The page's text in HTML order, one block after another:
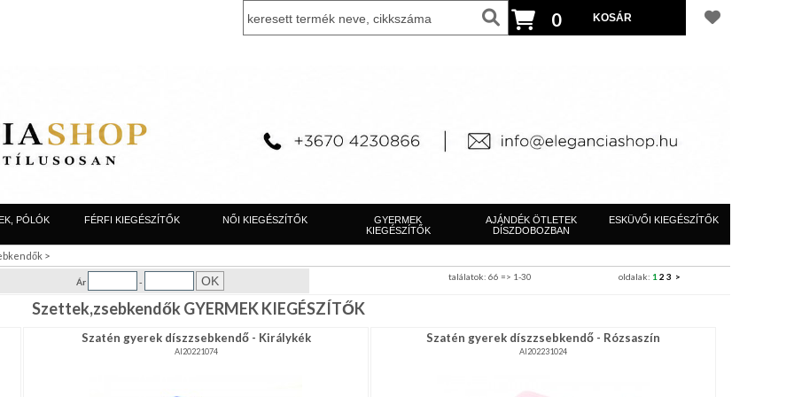
0
PÓLÓK FÉRFI KIEGÉSZÍTŐK NŐI KIEGÉSZÍTŐK
GYERMEK
KIEGÉSZÍTŐK
AJÁNDÉK ÖTLETEK
DÍSZDOBOZBAN
ESKÜVŐI KIEGÉSZÍTŐK
>
Ár - oldalak: 1 2 3 >
találatok: 66 => 1-30
Szettek,zsebkendők GYERMEK KIEGÉSZÍTŐK
Szatén gyerek díszzsebkendő - Királykék
AI20221074
Szatén gyerek díszzsebkendő - Rózsaszín
AI202231024